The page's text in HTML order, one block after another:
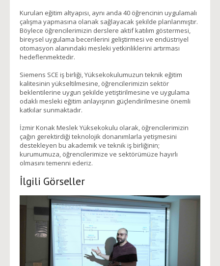
Kurulan eğitim altyapısı, aynı anda 40 öğrencinin uygulamalı
çalışma yapmasına olanak sağlayacak şekilde planlanmıştır.
Böylece öğrencilerimizin derslere aktif katılım göstermesi,
bireysel uygulama becerilerini geliştirmesi ve endüstriyel
otomasyon alanındaki mesleki yetkinliklerini artırması
hedeflenmektedir.
Siemens SCE iş birliği, Yüksekokulumuzun teknik eğitim
kalitesinin yükseltilmesine, öğrencilerimizin sektör
beklentilerine uygun şekilde yetiştirilmesine ve uygulama
odaklı mesleki eğitim anlayışının güçlendirilmesine önemli
katkılar sunmaktadır.
İzmir Konak Meslek Yüksekokulu olarak, öğrencilerimizin
çağın gerektirdiği teknolojik donanımlarla yetişmesini
destekleyen bu akademik ve teknik iş birliğinin;
kurumumuza, öğrencilerimize ve sektörümüze hayırlı
olmasını temenni ederiz.
İlgili Görseller